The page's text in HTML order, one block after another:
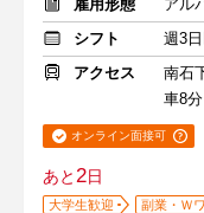
雇用形態
アル
シフト
週3
アクセス
南石
車8分
オンライン面接可
あと2日
大学生歓迎 副業・Ｗ